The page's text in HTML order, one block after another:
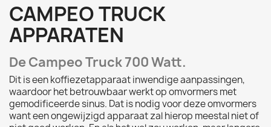
CAMPEO TRUCK
APPARATEN
De Campeo Truck 700 Watt.
Dit is een koffiezetapparaat inwendige aanpassingen,
waardoor het betrouwbaar werkt op omvormers met
gemodificeerde sinus. Dat is nodig voor deze omvormers
want een ongewijzigd apparaat zal hierop meestal niet of